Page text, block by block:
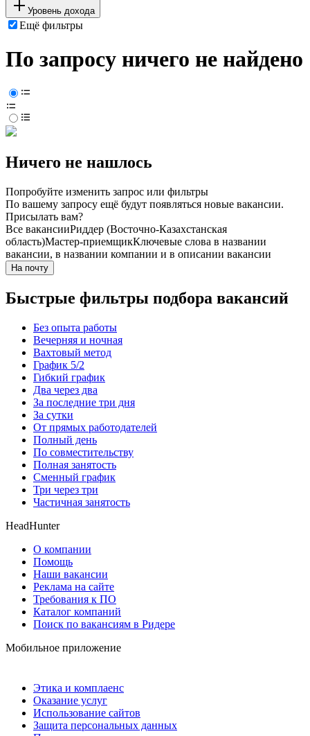
Уровень дохода
Ещё фильтры
По запросу ничего не найдено
Ничего не нашлось
Попробуйте изменить запрос или фильтры
По вашему запросу ещё будут появляться новые вакансии.
Присылать вам?
Все вакансииРиддер (Восточно-Казахстанская
область)Мастер-приемщикКлючевые слова в названии
вакансии, в названии компании и в описании вакансии
На почту
Быстрые фильтры подбора вакансий
Без опыта работы
Вечерняя и ночная
Вахтовый метод
График 5/2
Гибкий график
Два через два
За последние три дня
За сутки
От прямых работодателей
Полный день
По совместительству
Полная занятость
Сменный график
Три через три
Частичная занятость
HeadHunter
О компании
Помощь
Наши вакансии
Реклама на сайте
Требования к ПО
Каталог компаний
Поиск по вакансиям в Ридере
Мобильное приложение
Этика и комплаенс
Оказание услуг
Использование сайтов
Защита персональных данных